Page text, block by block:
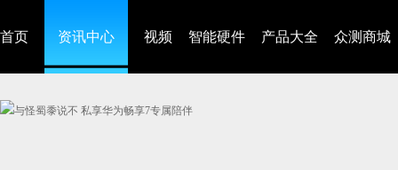
首页 资讯中心 视频 智能硬件 产品大全 众测商城